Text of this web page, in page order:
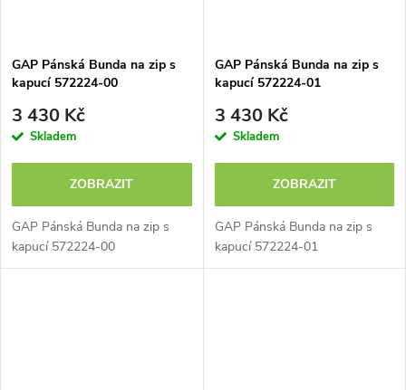
GAP Pánská Bunda na zip s
kapucí 572224-00
3 430 Kč
Skladem
ZOBRAZIT
GAP Pánská Bunda na zip s
kapucí 572224-00
GAP Pánská Bunda na zip s
kapucí 572224-01
3 430 Kč
Skladem
ZOBRAZIT
GAP Pánská Bunda na zip s
kapucí 572224-01